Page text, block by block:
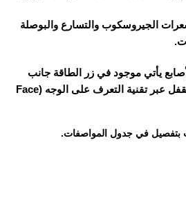
الجيروسكوب والتسارع والبوصلة
يأتي موجود في زر الطاقة جانب
الجهاز، ويدعم خاصية فتح القفل عبر تقنية التعرف على الوجه (Face
بتفصيل في جدول المواصفات.